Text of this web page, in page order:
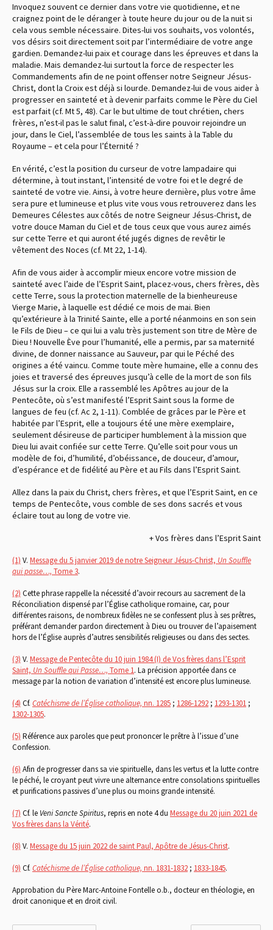
Invoquez souvent ce dernier dans votre vie quotidienne, et ne
craignez point de le déranger à toute heure du jour ou de la nuit si
cela vous semble nécessaire. Dites-lui vos souhaits, vos volontés,
vos désirs soit directement soit par l’intermédiaire de votre ange
gardien. Demandez-lui paix et courage dans les épreuves et dans la
maladie. Mais demandez-lui surtout la force de respecter les
Commandements afin de ne point offenser notre Seigneur Jésus-
Christ, dont la Croix est déjà si lourde. Demandez-lui de vous aider à
progresser en sainteté et à devenir parfaits comme le Père du Ciel
est parfait (cf. Mt 5, 48). Car le but ultime de tout chrétien, chers
frères, n’est-il pas le salut final, c’est-à-dire pouvoir rejoindre un
jour, dans le Ciel, l’assemblée de tous les saints à la Table du
Royaume – et cela pour l’Éternité ?
En vérité, c’est la position du curseur de votre lampadaire qui
détermine, à tout instant, l’intensité de votre foi et le degré de
sainteté de votre vie. Ainsi, à votre heure dernière, plus votre âme
sera pure et lumineuse et plus vite vous vous retrouverez dans les
Demeures Célestes aux côtés de notre Seigneur Jésus-Christ, de
votre douce Maman du Ciel et de tous ceux que vous aurez aimés
sur cette Terre et qui auront été jugés dignes de revêtir le
vêtement des Noces (cf. Mt 22, 1-14).
Afin de vous aider à accomplir mieux encore votre mission de
sainteté avec l’aide de l’Esprit Saint, placez-vous, chers frères, dès
cette Terre, sous la protection maternelle de la bienheureuse
Vierge Marie, à laquelle est dédié ce mois de mai. Bien
qu’extérieure à la Trinité Sainte, elle a porté néanmoins en son sein
le Fils de Dieu – ce qui lui a valu très justement son titre de Mère de
Dieu ! Nouvelle Ève pour l’humanité, elle a permis, par sa maternité
divine, de donner naissance au Sauveur, par qui le Péché des
origines a été vaincu. Comme toute mère humaine, elle a connu des
joies et traversé des épreuves jusqu’à celle de la mort de son fils
Jésus sur la croix. Elle a rassemblé les Apôtres au jour de la
Pentecôte, où s’est manifesté l’Esprit Saint sous la forme de
langues de feu (cf. Ac 2, 1-11). Comblée de grâces par le Père et
habitée par l’Esprit, elle a toujours été une mère exemplaire,
seulement désireuse de participer humblement à la mission que
Dieu lui avait confiée sur cette Terre. Qu’elle soit pour vous un
modèle de foi, d’humilité, d’obéissance, de douceur, d’amour,
d’espérance et de fidélité au Père et au Fils dans l’Esprit Saint.
Allez dans la paix du Christ, chers frères, et que l’Esprit Saint, en ce
temps de Pentecôte, vous comble de ses dons sacrés et vous
éclaire tout au long de votre vie.
+ Vos frères dans l’Esprit Saint
(1) V. Message du 5 janvier 2019 de notre Seigneur Jésus-Christ, Un Souffle
qui passe…, Tome 3.
(2) Cette phrase rappelle la nécessité d’avoir recours au sacrement de la
Réconciliation dispensé par l’Église catholique romaine, car, pour
différentes raisons, de nombreux fidèles ne se confessent plus à ses prêtres,
préférant demander pardon directement à Dieu ou trouver de l’apaisement
hors de l’Église auprès d’autres sensibilités religieuses ou dans des sectes.
(3) V. Message de Pentecôte du 10 juin 1984 (I) de Vos frères dans l’Esprit
Saint, Un Souffle qui Passe…, Tome 1. La précision apportée dans ce
message par la notion de variation d’intensité est encore plus lumineuse.
(4) Cf. Catéchisme de l’Église catholique, nn. 1285 ; 1286-1292 ; 1293-1301 ;
1302-1305.
(5) Référence aux paroles que peut prononcer le prêtre à l’issue d’une
Confession.
(6) Afin de progresser dans sa vie spirituelle, dans les vertus et la lutte contre
le péché, le croyant peut vivre une alternance entre consolations spirituelles
et purifications passives d’une plus ou moins grande intensité.
(7) Cf. le Veni Sancte Spiritus, repris en note 4 du Message du 20 juin 2021 de
Vos frères dans la Vérité.
(8) V. Message du 15 juin 2022 de saint Paul, Apôtre de Jésus-Christ.
(9) Cf. Catéchisme de l’Église catholique, nn. 1831-1832 ; 1833-1845.
Approbation du Père Marc-Antoine Fontelle o.b., docteur en théologie, en
droit canonique et en droit civil.